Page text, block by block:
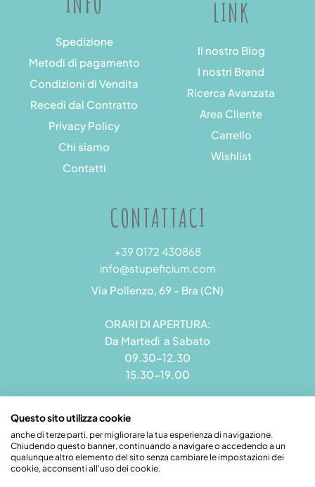
Spedizione
Metodi di pagamento
Condizioni di Vendita
Recedi dal Contratto
Privacy Policy
Chi siamo
Contatti
LINK
Il nostro Blog
I nostri Brand
Ricerca Avanzata
Area Cliente
Carrello
Wishlist
CONTATTACI
+39 0172 430868
info@stupeficium.com
Via Pollenzo, 69 - Bra (CN)
ORARI DI APERTURA:
Da Martedì a Sabato
09.30-12.30
15.30-19.00
Stupeficium di Carena Diego | Rea CN - 265823 | P.I.
09492550018 | Pec: grandamodel@pec.it
Questo sito utilizza cookie
anche di terze parti, per migliorare la tua esperienza di navigazione.
Chiudendo questo banner, continuando a navigare o accedendo a un
qualunque altro elemento del sito senza cambiare le impostazioni dei
cookie, acconsenti all'uso dei cookie.